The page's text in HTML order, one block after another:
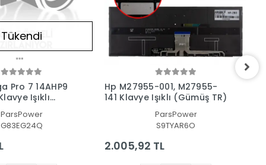
Tükendi
Pro 7 14AHP9
Işıklı
ParsPower
G83EG24Q
Hp M27955-001, M27955-
141 Klavye Işıklı (Gümüş TR)
ParsPower
S9TYAR6O
2.005,92 TL